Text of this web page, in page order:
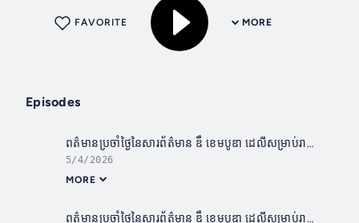
MORE
FAVORITE
Episodes
ពត៌មានប្រចាំថ្ងៃនៃសារព័ត៌មាន ឌឹ ខេមបូឌា ដេលីសម្រាប់រាត្រីថ្ងៃទី០១ ខែឧសភា ឆ្នាំ២០២៦
5/4/2026
MORE
ពត៌មានប្រចាំថ្ងៃនៃសារព័ត៌មាន ឌឹ ខេមបូឌា ដេលីសម្រាប់រាត្រីថ្ងៃទី៣០ ខែមេសា ឆ្នាំ២០២៦